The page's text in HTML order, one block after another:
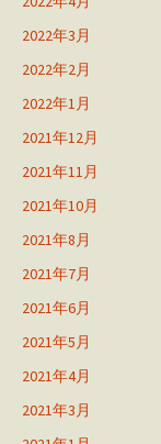
2022年3月
2022年2月
2022年1月
2021年12月
2021年11月
2021年10月
2021年8月
2021年7月
2021年6月
2021年5月
2021年4月
2021年3月